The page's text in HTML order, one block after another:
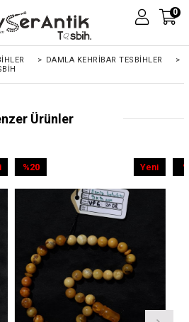
0
> DAMLA KEHRİBAR TESBİHLER
>
Ürünler
%9
%9İndirim